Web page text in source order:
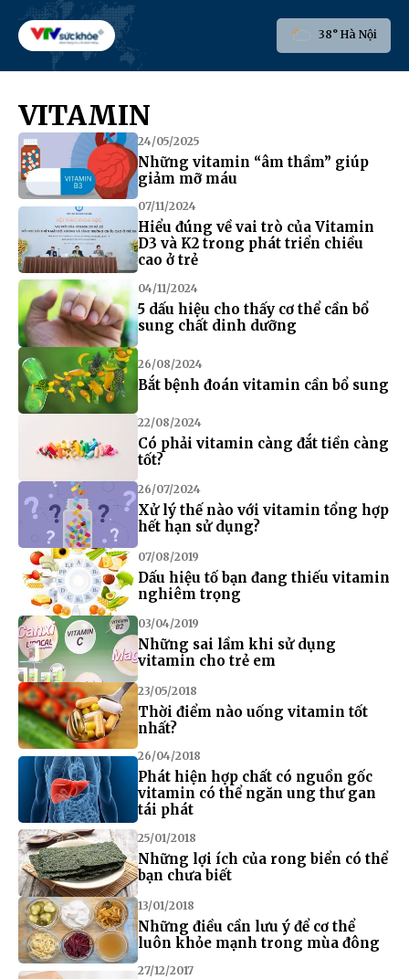
38° Hà Nội
VITAMIN
24/05/2025
Những vitamin “âm thầm” giúp
giảm mỡ máu
07/11/2024
Hiểu đúng về vai trò của Vitamin
D3 và K2 trong phát triển chiều
cao ở trẻ
04/11/2024
5 dấu hiệu cho thấy cơ thể cần bổ
sung chất dinh dưỡng
26/08/2024
Bắt bệnh đoán vitamin cần bổ sung
22/08/2024
Có phải vitamin càng đắt tiền càng
tốt?
26/07/2024
Xử lý thế nào với vitamin tổng hợp
hết hạn sử dụng?
07/08/2019
Dấu hiệu tố bạn đang thiếu vitamin
nghiêm trọng
03/04/2019
Những sai lầm khi sử dụng
vitamin cho trẻ em
23/05/2018
Thời điểm nào uống vitamin tốt
nhất?
26/04/2018
Phát hiện hợp chất có nguồn gốc
vitamin có thể ngăn ung thư gan
tái phát
25/01/2018
Những lợi ích của rong biển có thể
bạn chưa biết
13/01/2018
Những điều cần lưu ý để cơ thể
luôn khỏe mạnh trong mùa đông
27/12/2017